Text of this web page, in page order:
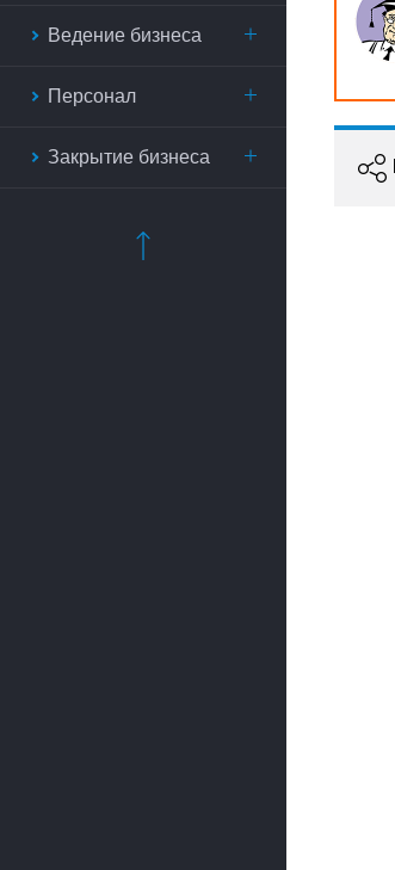
Ведение бизнеса
Персонал
Закрытие бизнеса